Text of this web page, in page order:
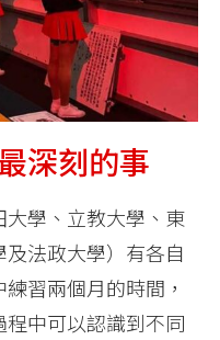
深刻的事
學、立教大學、東
法政大學）有各自
習兩個月的時間，
中可以認識到不同